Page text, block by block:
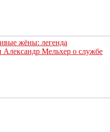
жёны: легенда
Мельхер о службе